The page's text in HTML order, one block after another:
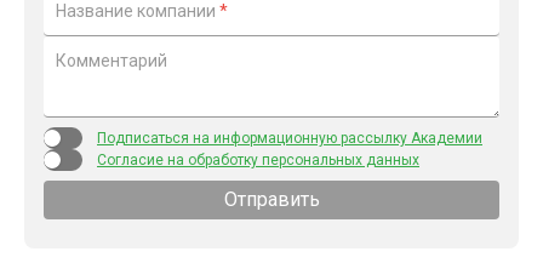
Название компании *
Комментарий
Подписаться на информационную рассылку Академии
Согласие на обработку персональных данных
Отправить